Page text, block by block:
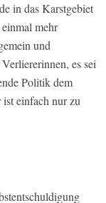
in das Karstgebiet
mehr
und
es sei
Politik dem
einfach nur zu